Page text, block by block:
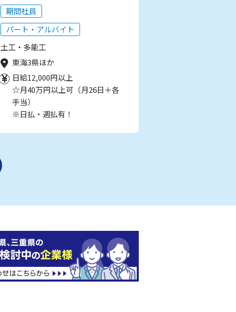
期間社員
パート・アルバイト
土工・多能工
東海3県ほか
日給12,000円以上
☆月40万円以上可（月26日＋各
手当）
※日払・週払有！